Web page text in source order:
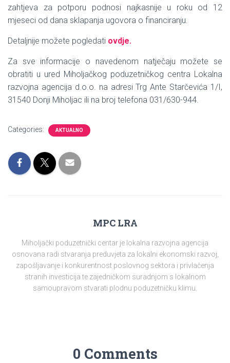
zahtjeva za potporu podnosi najkasnije u roku od 12
mjeseci od dana sklapanja ugovora o financiranju.
Detaljnije možete pogledati ovdje.
Za sve informacije o navedenom natječaju možete se
obratiti u ured Miholjačkog poduzetničkog centra Lokalna
razvojna agencija d.o.o. na adresi Trg Ante Starčevića 1/I,
31540 Donji Miholjac ili na broj telefona 031/630-944.
Categories: AKTUALNO
MPC LRA
Miholjački poduzetnički centar je lokalna razvojna agencija
osnovana radi stvaranja preduvjeta za lokalni ekonomski razvoj,
zapošljavanje i konkurentnost poslovnog sektora i privlačenja
stranih investicija te zajedničkom suradnjom s lokalnom
samoupravom stvarati plodnu poduzetničku klimu.
0 Comments